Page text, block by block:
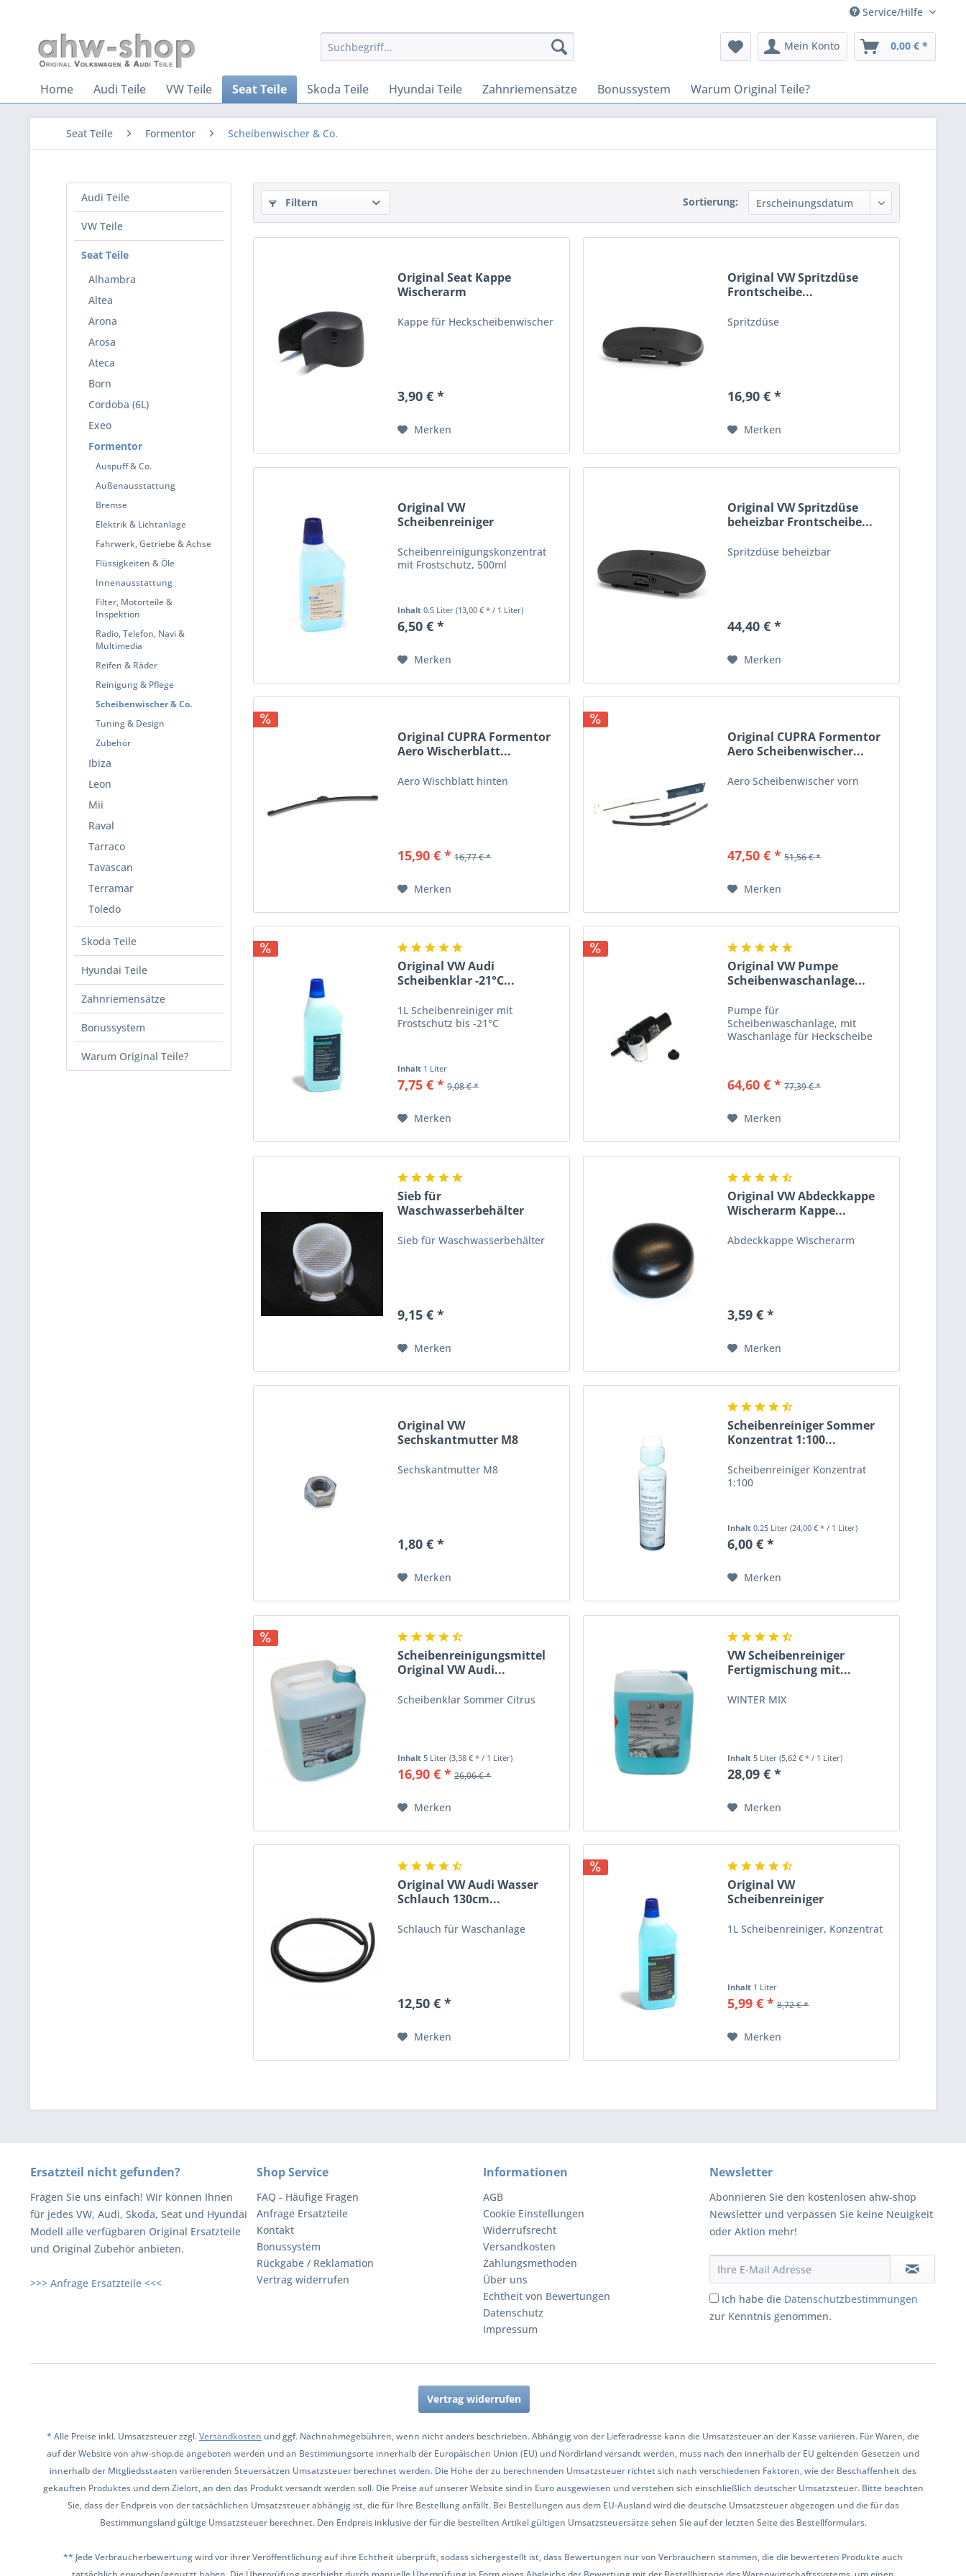
Service/Hilfe
Mein Konto 0,00 € *
Home Audi Teile VW Teile Seat Teile Skoda Teile Hyundai Teile Zahnriemensätze Bonussystem Warum Original Teile?
Seat Teile Formentor Scheibenwischer & Co.
Audi Teile
VW Teile
Seat Teile
Alhambra
Altea
Arona
Arosa
Ateca
Born
Cordoba (6L)
Exeo
Formentor
Auspuff & Co.
Außenausstattung
Bremse
Elektrik & Lichtanlage
Fahrwerk, Getriebe & Achse
Flüssigkeiten & Öle
Innenausstattung
Filter, Motorteile &
Inspektion
Radio, Telefon, Navi &
Multimedia
Reifen & Räder
Reinigung & Pflege
Scheibenwischer & Co.
Tuning & Design
Zubehör
Ibiza
Leon
Mii
Raval
Tarraco
Tavascan
Terramar
Toledo
Skoda Teile
Hyundai Teile
Zahnriemensätze
Bonussystem
Warum Original Teile?
Filtern Sortierung:
Original Seat Kappe
Wischerarm
Kappe für Heckscheibenwischer
3,90 € *
Merken
Original VW Spritzdüse
Frontscheibe...
Spritzdüse
16,90 € *
Merken
Original VW
Scheibenreiniger
Scheibenreinigungskonzentrat
mit Frostschutz, 500ml
Inhalt0.5 Liter(13,00 € * / 1 Liter)
6,50 € *
Merken
Original VW Spritzdüse
beheizbar Frontscheibe...
Spritzdüse beheizbar
44,40 € *
Merken
Original CUPRA Formentor
Aero Wischerblatt...
Aero Wischblatt hinten
15,90 € * 16,77 € *
Merken
Original CUPRA Formentor
Aero Scheibenwischer...
Aero Scheibenwischer vorn
47,50 € * 51,56 € *
Merken
Original VW Audi
Scheibenklar -21°C...
1L Scheibenreiniger mit
Frostschutz bis -21°C
Inhalt 1 Liter
7,75 € * 9,08 € *
Merken
Original VW Pumpe
Scheibenwaschanlage...
Pumpe für
Scheibenwaschanlage, mit
Waschanlage für Heckscheibe
64,60 € * 77,39 € *
Merken
Sieb für
Waschwasserbehälter
Sieb für Waschwasserbehälter
9,15 € *
Merken
Original VW Abdeckkappe
Wischerarm Kappe...
Abdeckkappe Wischerarm
3,59 € *
Merken
Original VW
Sechskantmutter M8
Sechskantmutter M8
1,80 € *
Merken
Scheibenreiniger Sommer
Konzentrat 1:100...
Scheibenreiniger Konzentrat
1:100
Inhalt0.25 Liter(24,00 € * / 1 Liter)
6,00 € *
Merken
Scheibenreinigungsmittel
Original VW Audi...
Scheibenklar Sommer Citrus
Inhalt 5 Liter(3,38 € * / 1 Liter)
16,90 € * 26,06 € *
Merken
VW Scheibenreiniger
Fertigmischung mit...
WINTER MIX
Inhalt 5 Liter(5,62 € * / 1 Liter)
28,09 € *
Merken
Original VW Audi Wasser
Schlauch 130cm...
Schlauch für Waschanlage
12,50 € *
Merken
Original VW
Scheibenreiniger
1L Scheibenreiniger, Konzentrat
Inhalt 1 Liter
5,99 € * 8,72 € *
Merken
Ersatzteil nicht gefunden?
Fragen Sie uns einfach! Wir können Ihnen
für jedes VW, Audi, Skoda, Seat und Hyundai
Modell alle verfügbaren Original Ersatzteile
und Original Zubehör anbieten.
>>> Anfrage Ersatzteile <<<
Shop Service
FAQ - Häufige Fragen
Anfrage Ersatzteile
Kontakt
Bonussystem
Rückgabe / Reklamation
Vertrag widerrufen
Informationen
AGB
Cookie Einstellungen
Widerrufsrecht
Versandkosten
Zahlungsmethoden
Über uns
Echtheit von Bewertungen
Datenschutz
Impressum
Newsletter
Abonnieren Sie den kostenlosen ahw-shop
Newsletter und verpassen Sie keine Neuigkeit
oder Aktion mehr!
Ich habe die Datenschutzbestimmungen
zur Kenntnis genommen.
Vertrag widerrufen
* Alle Preise inkl. Umsatzsteuer zzgl.Versandkosten und ggf. Nachnahmegebühren, wenn nicht anders beschrieben. Abhängig von der Lieferadresse kann die Umsatzsteuer an der Kasse variieren. Für Waren, die
auf der Website von ahw-shop.de angeboten werden und an Bestimmungsorte innerhalb der Europäischen Union (EU) und Nordirland versandt werden, muss nach den innerhalb der EU geltenden Gesetzen und
innerhalb der Mitgliedsstaaten variierenden Steuersätzen Umsatzsteuer berechnet werden. Die Höhe der zu berechnenden Umsatzsteuer richtet sich nach verschiedenen Faktoren, wie der Beschaffenheit des
gekauften Produktes und dem Zielort, an den das Produkt versandt werden soll. Die Preise auf unserer Website sind in Euro ausgewiesen und verstehen sich einschließlich deutscher Umsatzsteuer. Bitte beachten
Sie, dass der Endpreis von der tatsächlichen Umsatzsteuer abhängig ist, die für Ihre Bestellung anfällt. Bei Bestellungen aus dem EU-Ausland wird die deutsche Umsatzsteuer abgezogen und die für das
Bestimmungsland gültige Umsatzsteuer berechnet. Den Endpreis inklusive der für die bestellten Artikel gültigen Umsatzsteuersätze sehen Sie auf der letzten Seite des Bestellformulars.
** Jede Verbraucherbewertung wird vor ihrer Veröffentlichung auf ihre Echtheit überprüft, sodass sichergestellt ist, dass Bewertungen nur von Verbrauchern stammen, die die bewerteten Produkte auch